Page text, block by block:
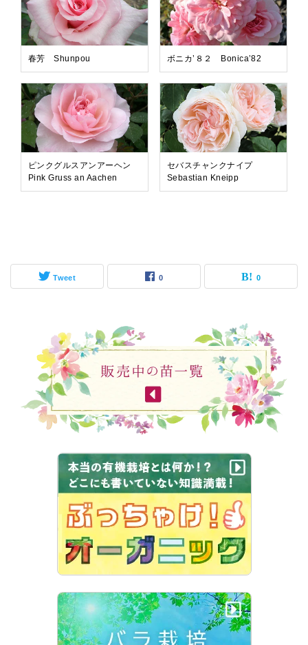
春芳 Shunpou ボニカ’８２ Bonica’82
ピンクグルスアンアーヘン
Pink Gruss an Aachen
セバスチャンクナイプ
Sebastian Kneipp
Tweet 0 0